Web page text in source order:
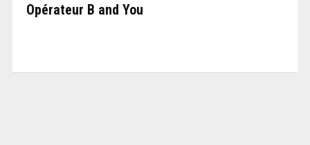
Opérateur B and You